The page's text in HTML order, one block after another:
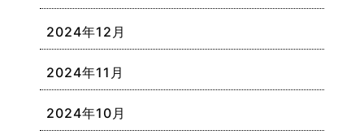
2024年12月
2024年11月
2024年10月